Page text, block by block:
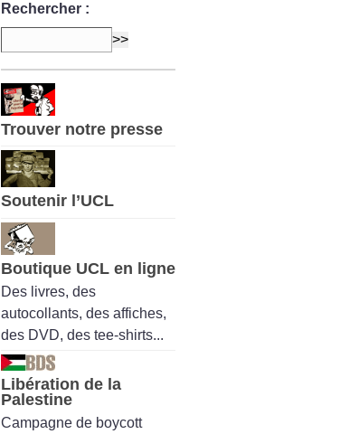
Rechercher :
Trouver notre presse
Soutenir l’UCL
Boutique UCL en ligne
Des livres, des
autocollants, des affiches,
des DVD, des tee-shirts...
Libération de la
Palestine
Campagne de boycott